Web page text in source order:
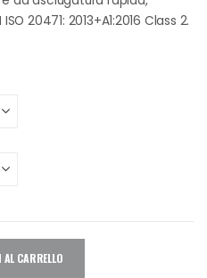
20471: 2013+A1:2016 Class 2.
CARRELLO